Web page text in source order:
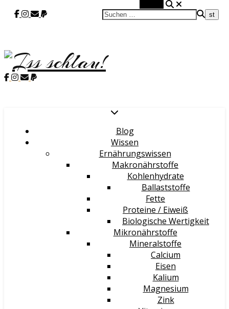
Blog
Wissen
Ernährungswissen
Makronährstoffe
Kohlenhydrate
Ballaststoffe
Fette
Proteine / Eiweiß
Biologische Wertigkeit
Mikronährstoffe
Mineralstoffe
Calcium
Eisen
Kalium
Magnesium
Zink